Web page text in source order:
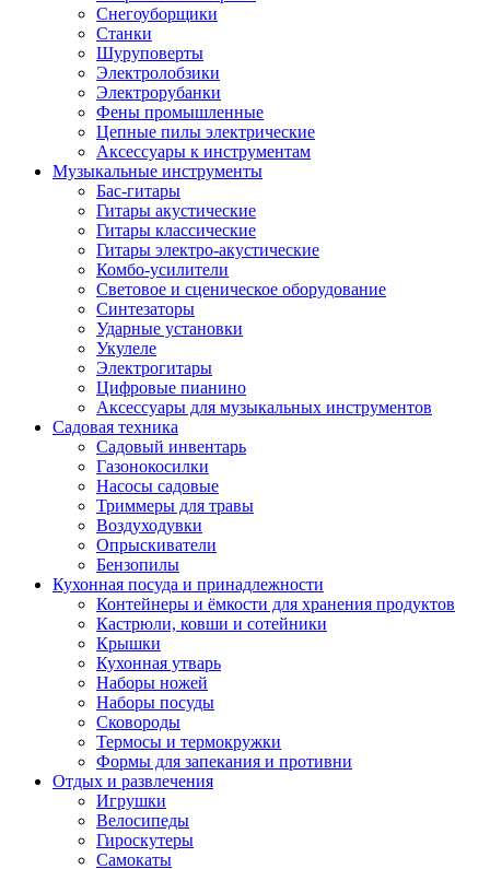
Снегоуборщики
Станки
Шуруповерты
Электролобзики
Электрорубанки
Фены промышленные
Цепные пилы электрические
Аксессуары к инструментам
Музыкальные инструменты
Бас-гитары
Гитары акустические
Гитары классические
Гитары электро-акустические
Комбо-усилители
Световое и сценическое оборудование
Синтезаторы
Ударные установки
Укулеле
Электрогитары
Цифровые пианино
Аксессуары для музыкальных инструментов
Садовая техника
Садовый инвентарь
Газонокосилки
Насосы садовые
Триммеры для травы
Воздуходувки
Опрыскиватели
Бензопилы
Кухонная посуда и принадлежности
Контейнеры и ёмкости для хранения продуктов
Кастрюли, ковши и сотейники
Крышки
Кухонная утварь
Наборы ножей
Наборы посуды
Сковороды
Термосы и термокружки
Формы для запекания и противни
Отдых и развлечения
Игрушки
Велосипеды
Гироскутеры
Самокаты